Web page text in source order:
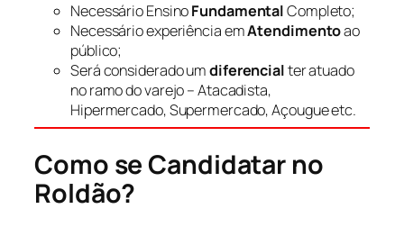
Necessário EnsinoFundamentalCompleto;
Necessário experiência emAtendimentoao
público;
Será considerado umdiferencialter atuado
no ramo do varejo – Atacadista,
Hipermercado, Supermercado, Açougue etc.
Como se Candidatar no
Roldão?